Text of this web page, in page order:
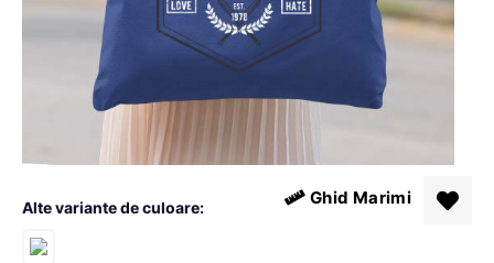
Alte variante de culoare: Ghid Marimi